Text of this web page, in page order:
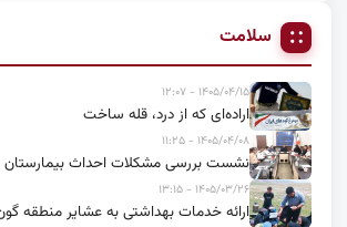
سلامت
۱۴۰۵/۰۴/۱۵ - ۱۲:۰۷
اراده‌ای که از درد، قله ساخت
۱۴۰۵/۰۴/۰۸ - ۱۱:۲۵
نشست بررسی مشکلات احداث بیمارستان
۱۴۰۵/۰۳/۲۶ - ۱۳:۱۵
ارائه خدمات بهداشتی به عشایر منطقه